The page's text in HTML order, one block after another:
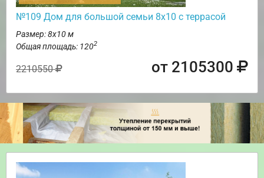
№109 Дом для большой семьи 8х10 с террасой
Размер: 8х10 м
Общая площадь: 1202
2210550 от 2105300